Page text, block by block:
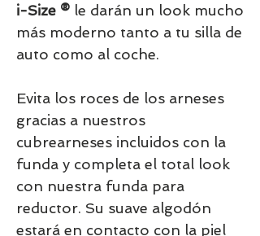
i-Size ® le darán un look mucho
más moderno tanto a tu silla de
auto como al coche.
Evita los roces de los arneses
gracias a nuestros
cubrearneses incluidos con la
funda y completa el total look
con nuestra funda para
reductor. Su suave algodón
estará en contacto con la piel